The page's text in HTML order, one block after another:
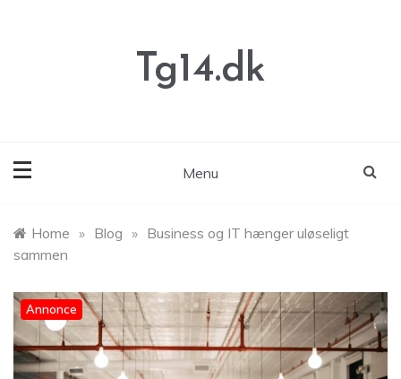
Tg14.dk
Menu
Home » Blog » Business og IT hænger uløseligt
sammen
Annonce